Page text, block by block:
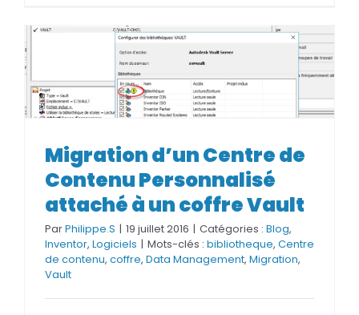
Migration d’un Centre de
Contenu Personnalisé attaché
à un coffre Vault
Migration d’un Centre de
Contenu Personnalisé
attaché à un coffre Vault
ParPhilippe.S | 19 juillet 2016 | Catégories : Blog,
Inventor, Logiciels | Mots-clés : bibliotheque, Centre
de contenu, coffre, Data Management, Migration,
Vault